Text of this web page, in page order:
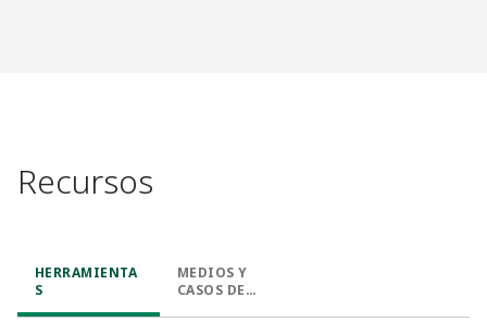
Recursos
HERRAMIENTA
S
MEDIOS Y
CASOS DE